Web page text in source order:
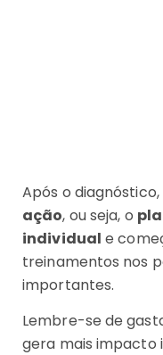
Após o
ação, ou seja, o
individual e
treinamentos nos
importantes.
Lembre-se de
gera mais impacto